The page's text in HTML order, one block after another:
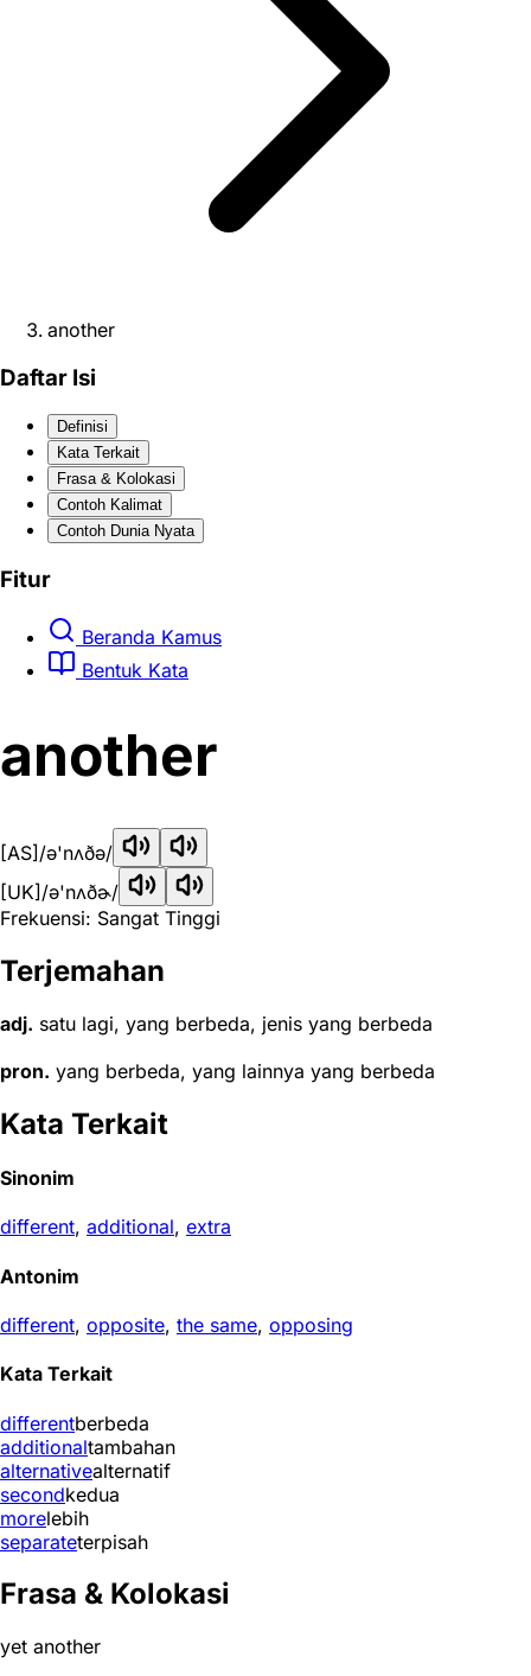
another
Daftar Isi
Definisi
Kata Terkait
Frasa & Kolokasi
Contoh Kalimat
Contoh Dunia Nyata
Fitur
Beranda Kamus
Bentuk Kata
another
[AS] /ə'nʌðə/
[UK] /ə'nʌðɚ/
Frekuensi: Sangat Tinggi
Terjemahan
adj. satu lagi, yang berbeda, jenis yang berbeda
pron. yang berbeda, yang lainnya yang berbeda
Kata Terkait
Sinonim
different, additional, extra
Antonim
different, opposite, the same, opposing
Kata Terkait
differentberbeda
additionaltambahan
alternativealternatif
secondkedua
morelebih
separateterpisah
Frasa & Kolokasi
yet another